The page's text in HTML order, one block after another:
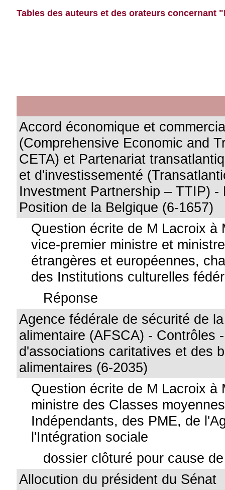
Tables des auteurs et des orateurs concernant
Accord économique et
(Comprehensive Economic and
CETA) et Partenariat
et d'investissementé
Investment Partnership – TTIP) -
Position de la Belgique (6-1657)
Question écrite de M Lacroix à
vice-premier ministre et
étrangères et européennes,
des Institutions culturelles
Réponse
Agence fédérale de sécurité de
alimentaire (AFSCA) - Contrôles
d'associations caritatives et des
alimentaires (6-2035)
Question écrite de M Lacroix à
ministre des Classes
Indépendants, des PME, de
l'Intégration sociale
dossier clôturé pour cause
Allocution du président du Sénat